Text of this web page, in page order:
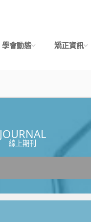
學會動態 矯正資訊
JOURNAL
線上期刊